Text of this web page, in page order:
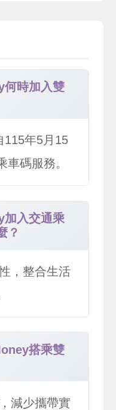
時加入雙
115年5月15
車碼服務。
入交通乘
？
，整合生活
搭乘雙
減少攜帶實